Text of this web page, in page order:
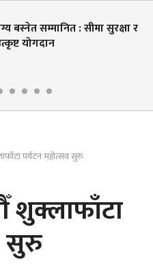
र
सशस्त्र
पर्यटन महोत्सव सुरु
शुक्लाफाँटा
सुरु